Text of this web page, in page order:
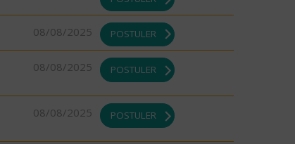
08/08/2025 POSTULER
08/08/2025 POSTULER
08/08/2025 POSTULER